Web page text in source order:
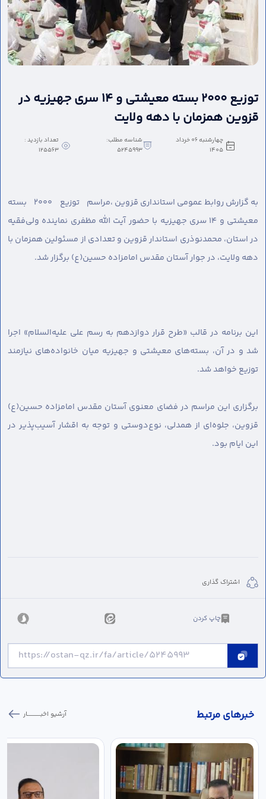
توزیع ۲۰۰۰ بسته معیشتی و ۱۴ سری جهیزیه در
قزوین همزمان با دهه ولایت
چهارشنبه 06 خرداد
1405
شناسه مطلب:
5245993
تعداد بازدید :
125563
به گزارش روابط عمومی استانداری قزوین ،
مراسم توزیع ۲۰۰۰ بسته
معیشتی و ۱۴ سری جهیزیه با حضور آیت الله مظفری نماینده ولی‌فقیه
در استان، محمدنوذری استاندار قزوین و تعدادی از مسئولین همزمان با
دهه ولایت، در جوار آستان مقدس امامزاده حسین(ع) برگزار شد.
این برنامه در قالب «طرح قرار دوازدهم به رسم علی علیه‌السلام» اجرا
شد و در آن، بسته‌های معیشتی و جهیزیه میان خانواده‌های نیازمند
توزیع خواهد شد.
برگزاری این مراسم در فضای معنوی آستان مقدس امامزاده حسین(ع)
قزوین، جلوه‌ای از همدلی، نوع‌دوستی و توجه به اقشار آسیب‌پذیر در
این ایام بود.
اشتراک گذاری
چاپ کردن
خبر‌های مرتبط آرشیو اخبـــــــــــار